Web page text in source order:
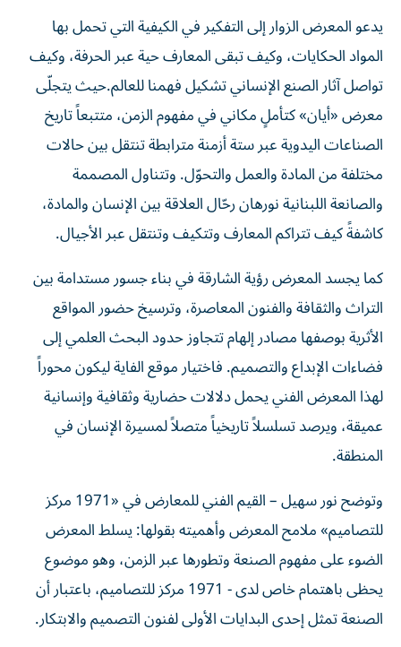
يدعو المعرض الزوار إلى التفكير في الكيفية التي تحمل بها
المواد الحكايات، وكيف تبقى المعارف حية عبر الحرفة، وكيف
تواصل آثار الصنع الإنساني تشكيل فهمنا للعالم.حيث يتجلّى
معرض «أيان» كتأملٍ مكاني في مفهوم الزمن، متتبعاً تاريخ
الصناعات اليدوية عبر ستة أزمنة مترابطة تنتقل بين حالات
مختلفة من المادة والعمل والتحوّل. وتتناول المصممة
والصانعة اللبنانية نورهان رحّال العلاقة بين الإنسان والمادة،
كاشفةً كيف تتراكم المعارف وتتكيف وتنتقل عبر الأجيال.
كما يجسد المعرض رؤية الشارقة في بناء جسور مستدامة بين
التراث والثقافة والفنون المعاصرة، وترسيخ حضور المواقع
الأثرية بوصفها مصادر إلهام تتجاوز حدود البحث العلمي إلى
فضاءات الإبداع والتصميم. فاختيار موقع الفاية ليكون محوراً
لهذا المعرض الفني يحمل دلالات حضارية وثقافية وإنسانية
عميقة، ويرصد تسلسلاً تاريخياً متصلاً لمسيرة الإنسان في
المنطقة.
وتوضح نور سهيل – القيم الفني للمعارض في «1971 مركز
للتصاميم» ملامح المعرض وأهميته بقولها: يسلط المعرض
الضوء على مفهوم الصنعة وتطورها عبر الزمن، وهو موضوع
يحظى باهتمام خاص لدى - 1971 مركز للتصاميم، باعتبار أن
الصنعة تمثل إحدى البدايات الأولى لفنون التصميم والابتكار.